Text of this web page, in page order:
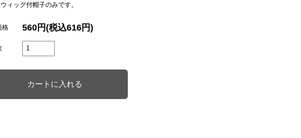
ィッグ付帽子のみです。
格 560円(税込616円)